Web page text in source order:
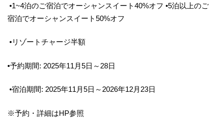
•1~4泊のご宿泊でオーシャンスイート40%オフ •5泊以上のご
宿泊でオーシャンスイート50%オフ
•リゾートチャージ半額
•予約期間: 2025年11月5日～28日
•宿泊期間: 2025年11月5日～2026年12月23日
※予約・詳細はHP参照